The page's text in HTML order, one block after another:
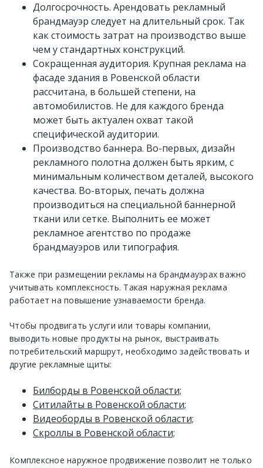
Долгосрочность. Арендовать рекламный
брандмауэр следует на длительный срок. Так
как стоимость затрат на производство выше
чем у стандартных конструкций.
Сокращенная аудитория. Крупная реклама на
фасаде здания в Ровенской области
рассчитана, в большей степени, на
автомобилистов. Не для каждого бренда
может быть актуален охват такой
специфической аудитории.
Производство баннера. Во-первых, дизайн
рекламного полотна должен быть ярким, с
минимальным количеством деталей, высокого
качества. Во-вторых, печать должна
производиться на специальной баннерной
ткани или сетке. Выполнить ее может
рекламное агентство по продаже
брандмауэров или типография.
Также при размещении рекламы на брандмауэрах важно
учитывать комплексность. Такая наружная реклама
работает на повышение узнаваемости бренда.
Чтобы продвигать услуги или товары компании,
выводить новые продукты на рынок, выстраивать
потребительский маршрут, необходимо задействовать и
другие рекламные щиты:
Билборды в Ровенской области;
Ситилайты в Ровенской области;
Видеоборды в Ровенской области;
Скроллы в Ровенской области;
Комплексное наружное продвижение позволит не только